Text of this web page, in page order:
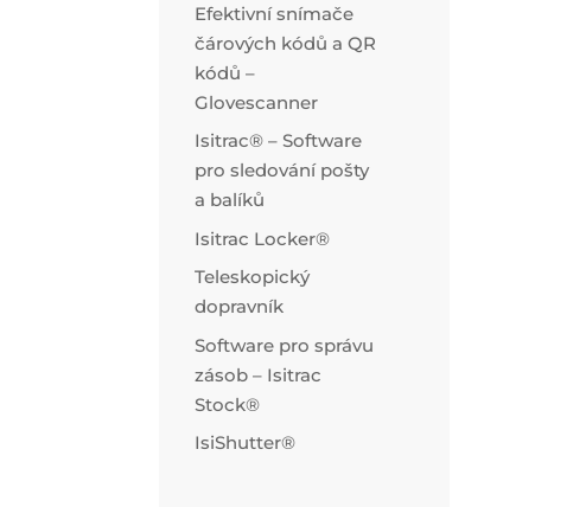
Efektivní snímače
čárových kódů a QR
kódů –
Glovescanner
Isitrac® – Software
pro sledování pošty
a balíků
Isitrac Locker®
Teleskopický
dopravník
Software pro správu
zásob – Isitrac
Stock®
IsiShutter®